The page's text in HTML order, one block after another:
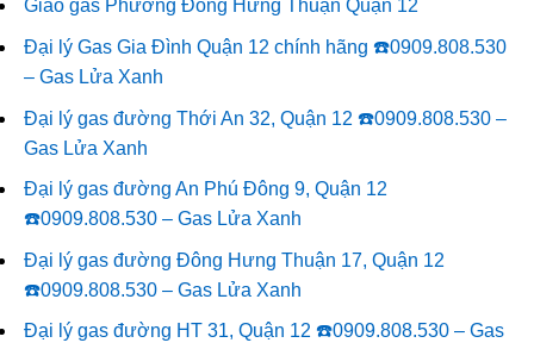
Giao gas Phường Đông Hưng Thuận Quận 12
Đại lý Gas Gia Đình Quận 12 chính hãng ☎️0909.808.530
– Gas Lửa Xanh
Đại lý gas đường Thới An 32, Quận 12 ☎️0909.808.530 –
Gas Lửa Xanh
Đại lý gas đường An Phú Đông 9, Quận 12
☎️0909.808.530 – Gas Lửa Xanh
Đại lý gas đường Đông Hưng Thuận 17, Quận 12
☎️0909.808.530 – Gas Lửa Xanh
Đại lý gas đường HT 31, Quận 12 ☎️0909.808.530 – Gas